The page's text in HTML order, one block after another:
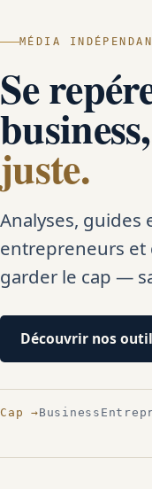
MÉDIA
Se
business,
juste.
Analyses, guides
entrepreneurs
garder le cap —
Découvrir nos
Cap →Business